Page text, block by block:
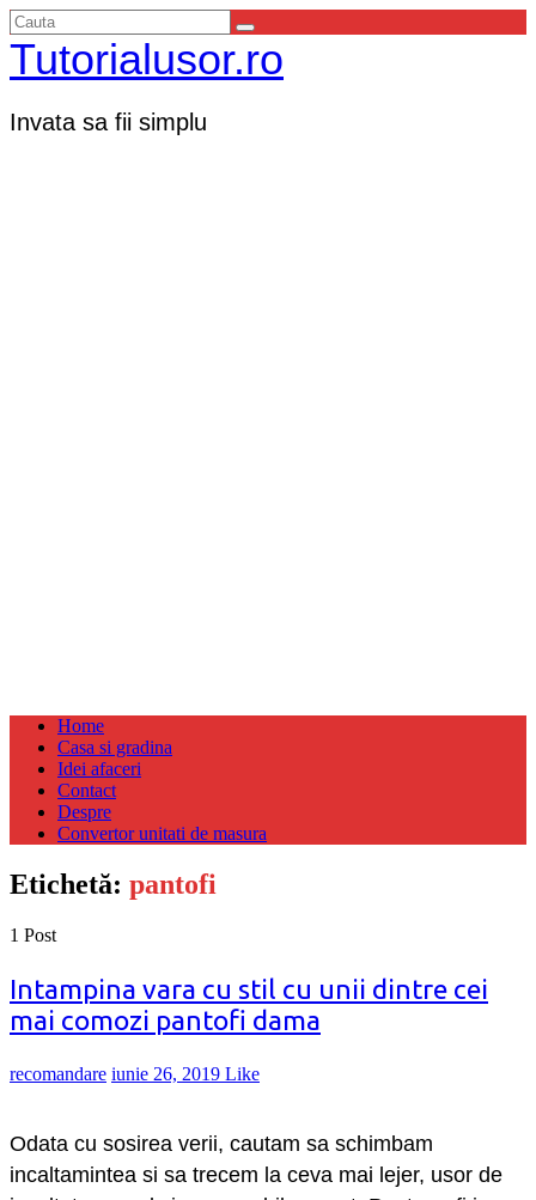
Tutorialusor.ro
Invata sa fii simplu
Home
Casa si gradina
Idei afaceri
Contact
Despre
Convertor unitati de masura
Etichetă: pantofi
1 Post
Intampina vara cu stil cu unii dintre cei
mai comozi pantofi dama
recomandare iunie 26, 2019 Like
Odata cu sosirea verii, cautam sa schimbam
incaltamintea si sa trecem la ceva mai lejer, usor de